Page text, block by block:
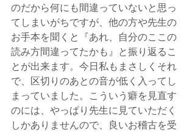
のだから何にも間違っていないと思っ
てしまいがちですが、他の方や先生の
お手本を聞くと『あれ、自分のここの
読み方間違ってたかも』と振り返るこ
とが出来ます。今日私もまさしくそれ
で、区切りのあとの音が低く入ってし
まっていました。こういう癖を見直す
のには、やっぱり先生に見ていただく
しかありませんので、良いお稽古を受